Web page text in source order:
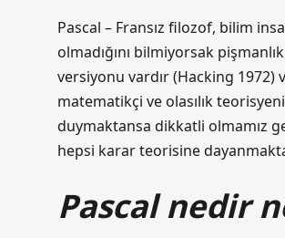
Pascal – Fransız filozof, bilim
olmadığını bilmiyorsak
versiyonu vardır (Hacking 1972)
matematikçi ve olasılık
duymaktansa dikkatli olmamız
hepsi karar teorisine
Pascal nedir